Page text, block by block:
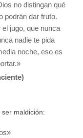
no distingan qué
podrán dar fruto.
jugo, que nunca
nadie te pida
noche, eso es
maldición: